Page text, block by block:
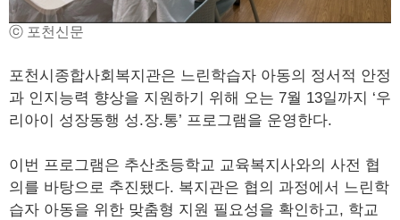
ⓒ 포천신문
포천시종합사회복지관은 느린학습자 아동의 정서적 안정
과 인지능력 향상을 지원하기 위해 오는 7월 13일까지 ‘우
리아이 성장동행 성.장.통’ 프로그램을 운영한다.
이번 프로그램은 추산초등학교 교육복지사와의 사전 협
의를 바탕으로 추진됐다. 복지관은 협의 과정에서 느린학
습자 아동을 위한 맞춤형 지원 필요성을 확인하고, 학교